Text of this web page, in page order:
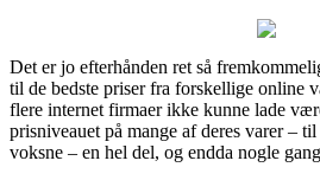
Det er jo efterhånden ret så
til de bedste priser fra forskellige online
flere internet firmaer ikke kunne lade
prisniveauet på mange af deres varer –
voksne – en hel del, og endda nogle